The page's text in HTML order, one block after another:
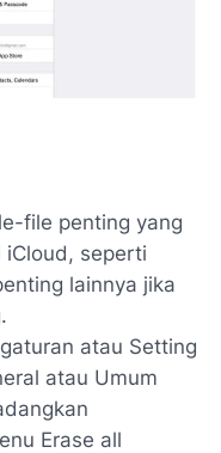
file penting yang
iCloud, seperti
lainnya jika
atau Setting
atau Umum
Erase all